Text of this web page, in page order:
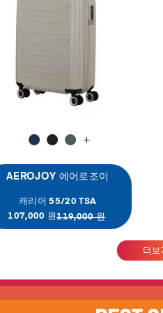
+
AEROJOY 에어로조이
캐리어 55/20 TSA
107,000 원119,000 원
더보